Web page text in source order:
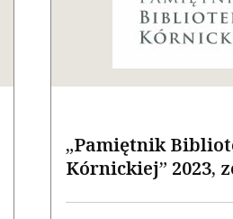
„Pamiętnik
Kórnickiej” 2023,